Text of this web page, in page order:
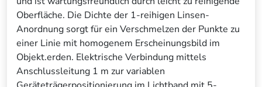
Oberfläche. Die Dichte der 1-reihigen Linsen-
Anordnung sorgt für ein Verschmelzen der Punkte zu
einer Linie mit homogenem Erscheinungsbild im
Objekt.erden. Elektrische Verbindung mittels
Anschlussleitung 1 m zur variablen